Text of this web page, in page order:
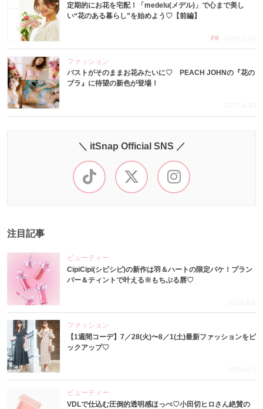
定期的にお花を宅配！「medelu(メデル)」で心まで美し
い“花のある暮らし”を始めよう♡【前編】
PR 2018.3.28
ファッション
バストがそのままお花みたいに♡ PEACH JOHNの『花の
ブラ』に待望の新色が登場！
2017.8.30
＼ itSnap Official SNS ／
注目記事
ビューティー
CipiCipi(シピシピ)の新作は羽＆ハートの限定パケ！プラン
パー＆ティントで叶える※もちぷる唇♡
2026.8.6
ファッション
【1週間コーデ】7／28(火)〜8／1(土)最新ファッションをピ
ックアップ♡
2026.8.5
ビューティー
VDLで仕込む圧倒的透明感ほっぺ♡小田切ヒロさん絶賛の